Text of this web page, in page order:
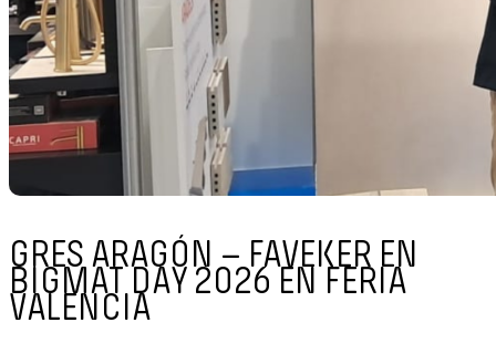
GRES ARAGÓN – FAVEKER EN
BIGMAT DAY 2026 EN FERIA
VALENCIA